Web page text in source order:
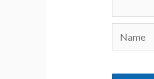
Name